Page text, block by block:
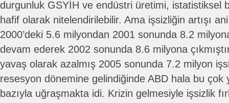
durgunluk GSYİH ve endüstri üretimi, istatistiksel
hafif olarak nitelendirilebilir. Ama işsizliğin artışı
2000’deki 5.6 milyondan 2001 sonunda 8.2
devam ederek 2002 sonunda 8.6 milyona
yavaş olarak azalmış 2005 sonunda 7.2 milyon
resesyon dönemine gelindiğinde ABD hala bu çok
bazıyla uğraşmakta idi. Krizin gelmesiyle işsizlik